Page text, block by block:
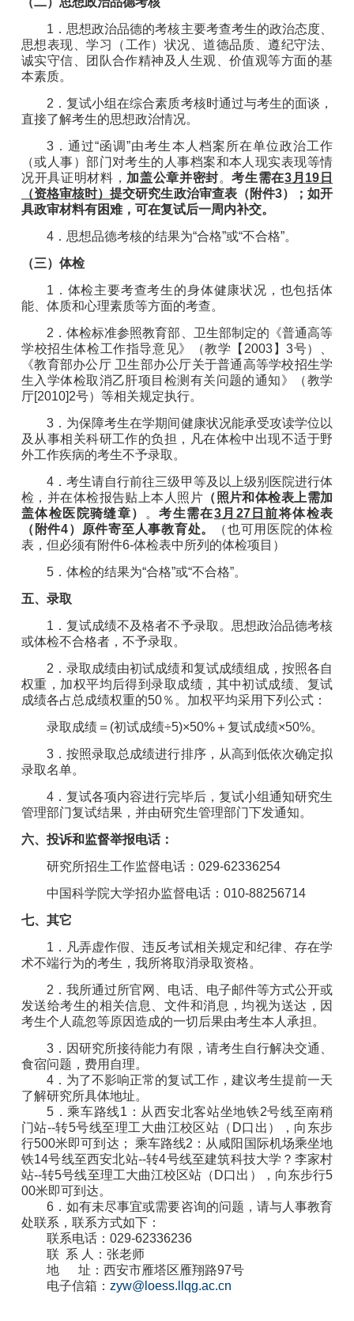
1 ． 思想政治品德的考核主要考查考生的政治态度、
思想表现 、学习 （ 工作） 状况、道德品质、遵纪守法、
诚实守信、团队合作精神 及 人 生观、价值观等方面的基
本素质。
2 ．复试小组在综合素质考核时通过与考生的面谈，
直接了解考生的思想政治情况。
3 ．通过“函调”由考生本 人档案所在单位政治工作
（或人事）部门对考生的 人事档案和本人现实表现等情
况开具证明材料 ， 加盖公章并密封。考生需在3 月 19 日
（资格审核时）提交研究生政治审查表（附件3）；如开
具政审材料有困难，可在复试后一周内补交。
4 ． 思想品德考核的结果为“合格”或“不合格”。
（三） 体检
1 ． 体检主要考查考生的身体健康状况，也包括体
能、体质和心理素质等方面的考查。
2 ．体检标准参照教育部、卫生部制定的《普通高等
学校招生体检工作指导意见》（教学【 2003 】3号）
《教育部办公厅 卫生部办公厅关于普通高等学校招生学
生入 学体检取消乙肝项目检测有关问题的通知》（教学
厅[2010]2号）等相关规定执行。
3 ． 为保障考生在学期间健康状况能承受攻读学位以
及从事相关科研工作的负担，凡在体检中出现不适于野
外工作疾病的考生不予录取。
4 ．考生请自行前往三级甲等及以上级别医院进行体
检，并在体检报告贴上本人照片 （照片和体检表上需加
盖体检医院骑缝章） 。考生需在3月 27日前将体检表
（ 附件4）原件寄至人事教育处。 （也可用医院的体检
表 ， 但必须有附件6-体检表中 所列的体检项目 ）
5 ． 体检的结果为“合格”或“不合格”。
五、录取
1 ．复试成绩不及格者不予录取。思想政治品德考核
或体检不合格者，不予录取。
2 ．录取成绩由初试成绩和复试成绩组成，按照各自
权重，加权平均后得到录取成绩，其中初试成绩、复试
成绩各占总成绩权重的50％。加权平均采用下列公式：
录取成绩＝ (初试成绩÷5)×50% ＋复试成绩×50%。
3 ．按照录取总 成绩进行排序，从高到低依次确定拟
录取名单。
4 ．复试各项内容进行完毕后，复试小组通知研究生
管理部门复试结果，并由研究生管理部门下发通知。
六、 投诉和监督举报电话：
研究所招生工作监督电话： 029-62336254
中国科学院大学招办监督电话： 010-88256714
七、其它
1 ．凡弄虚作假、违反考试相关规定和纪律、存在学
术不端行为的考生，我所将取消录取资格。
2 ．我所通过所官网、电话、电子邮件等方式公开或
发送给考生的相关信息、文件和消息，均视为送达，因
考生个人疏忽等原因造成的一切后果由考生本人承担。
3 ． 因研究所接待能力有限，请考生自行解决交通、
食宿问题，费用自理。
4 ． 为了不影响正常的复试工作，建议考生提前一天
了解研究所具体地址。
5 ．乘车路线1 ：从西安北客站坐地铁2号线至南稍
门站--转5号线至理工大曲江校区站（ D口出），向东步
行500米即可到达 ； 乘车路线2 ： 从 咸阳国际机场乘坐地
铁14号线至西安北站--转4号线至建筑科技大学 ？ 李家村
站--转5号线至理工大曲江校区站（ D口出），向东步行5
00米即可到达。
6 ．如有未尽事宜或需要咨询的问题，请与人事教育
处联系，联系方式如下：
联系电话： 029-62336236
联 系 人：张老师
地
址：西安市雁塔区雁翔路97号
电子信箱： zyw@loess.llqg.ac.cn